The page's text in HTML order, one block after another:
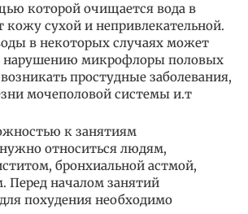
которой очищается вода в
кожу сухой и непривлекательной.
в некоторых случаях может
нарушению микрофлоры половых
простудные заболевания,
мочеполовой системы и.т
к занятиям
относиться людям,
бронхиальной астмой,
Перед началом занятий
похудения необходимо